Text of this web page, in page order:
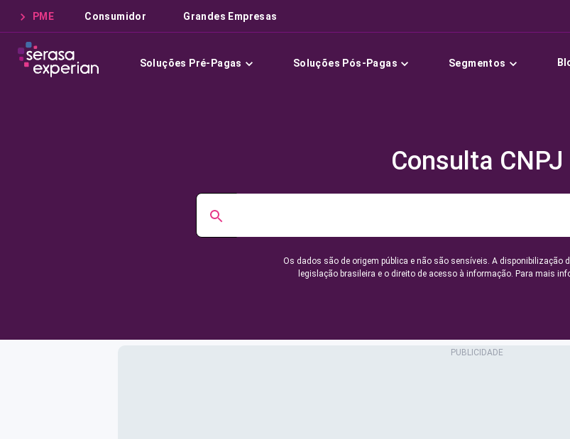
PME Consumidor Grandes Empresas
Soluções Pré-Pagas Soluções Pós-Pagas Segmentos
Consulta CNPJ
Os dados são de origem pública e não são sensíveis. A disponibilização
legislação brasileira e o direito de acesso à informação. Para mais